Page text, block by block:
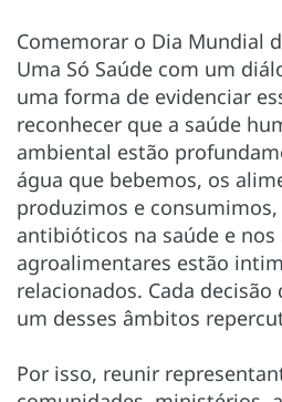
Comemorar o Dia Mundial
Uma Só Saúde com um
uma forma de evidenciar
reconhecer que a saúde
ambiental estão
água que bebemos, os
produzimos e
antibióticos na saúde e nos
agroalimentares estão
relacionados. Cada
um desses âmbitos
Por isso, reunir